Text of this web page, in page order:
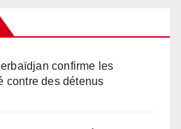
confirme les
contre des détenus